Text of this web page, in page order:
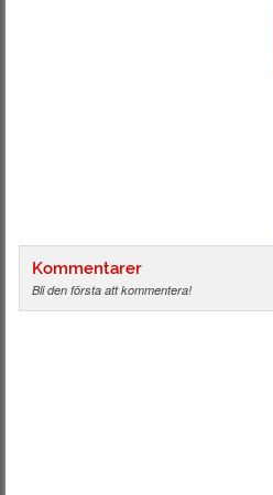
Kommentarer
Bli den första att kommentera!